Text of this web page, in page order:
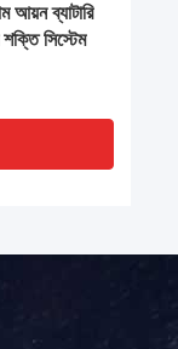
6Kw 10Kw
সম্পূর্ণ